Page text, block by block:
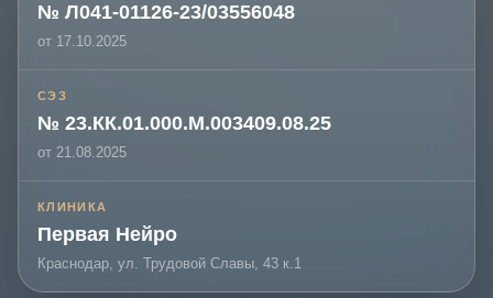
№ Л041-01126-23/03556048
от 17.10.2025
СЭЗ
№ 23.КК.01.000.М.003409.08.25
от 21.08.2025
КЛИНИКА
Первая Нейро
Краснодар, ул. Трудовой Славы, 43 к.1